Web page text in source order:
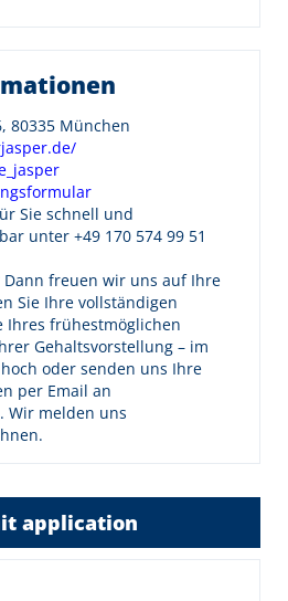
80335 München
Sie schnell und
unter +49 170 574 99 51
Dann freuen wir uns auf Ihre
Sie Ihre vollständigen
Ihres frühestmöglichen
Gehaltsvorstellung – im
hoch oder senden uns Ihre
per Email an
Wir melden uns
application